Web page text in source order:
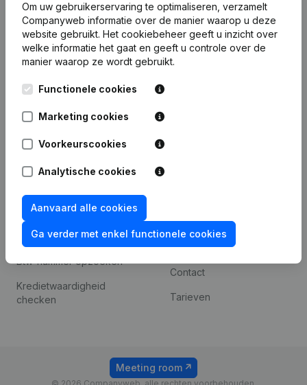
Om uw gebruikerservaring te optimaliseren, verzamelt
Companyweb informatie over de manier waarop u deze
website gebruikt. Het cookiebeheer geeft u inzicht over
welke informatie het gaat en geeft u controle over de
manier waarop ze wordt gebruikt.
Functionele cookies
Marketing cookies
Voorkeurscookies
Analytische cookies
Aanvaard alle cookies
Ga verder met enkel functionele cookies
Nederlands
Kantorenpark Everest
Leuvensesteenweg
248D,
1800 Vilvoorde
Monitoring
Internationaal zoeken
Spotlight
Compliance &
fraudepreventie
Jaarrekening raadplegen
Btw-nummer opzoeken
Kredietwaardigheid
checken
Integraties op maat
Betalingservaring
Contact
Tarieven
Meeting room